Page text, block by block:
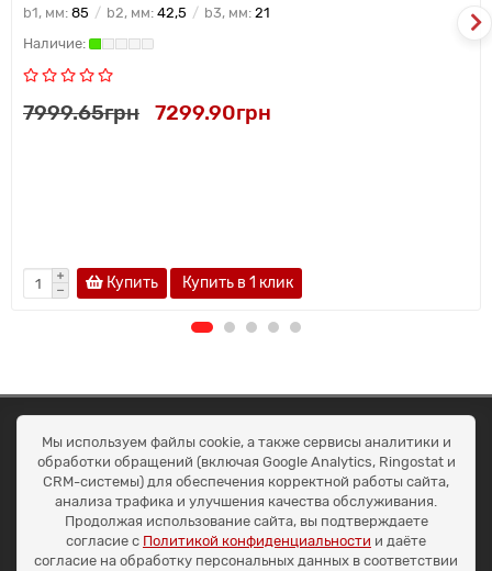
b1, мм: 85 b2, мм: 42,5 b3, мм: 21
7999.65грн 7299.90грн
Купить Купить в 1 клик
ОКЕАН ТРЕЙД
Договір публичної оферти
Доставка та оплата
Наші контакти
Умови повернення
+38 (099) 452-20-02
+38 (098) 492-20-02
Мы используем файлы cookie, а также сервисы аналитики и
обработки обращений (включая Google Analytics, Ringostat и
CRM-системы) для обеспечения корректной работы сайта,
анализа трафика и улучшения качества обслуживания.
Продолжая использование сайта, вы подтверждаете
согласие с Политикой конфиденциальности и даёте
согласие на обработку персональных данных в соответствии